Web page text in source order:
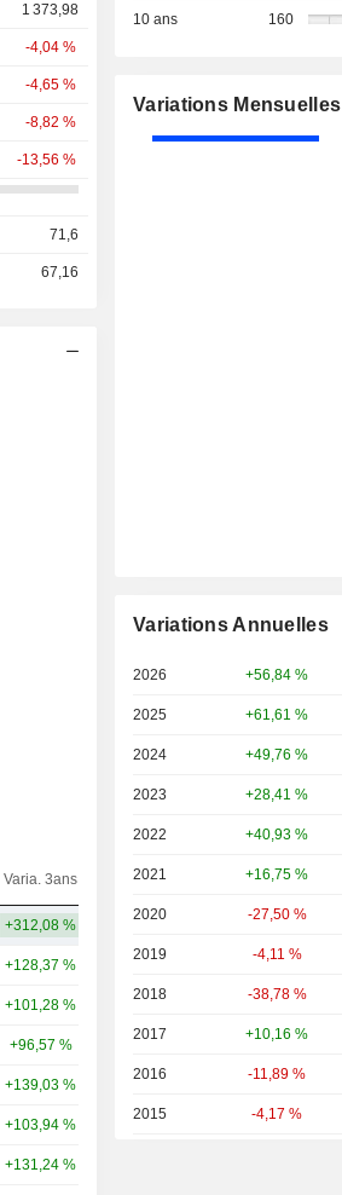
1 373,98
-4,04 %
-4,65 %
-8,82 %
-13,56 %
71,6
67,16
Varia. 3ans Capi.($)
+312,08 %
+128,37 %
+101,28 %
+96,57 %
+139,03 %
+103,94 %
+131,24 %
10 ans 160
Variations Mensuelles
Variations Annuelles
2026 +56,84 %
2025 +61,61 %
2024 +49,76 %
2023 +28,41 %
2022 +40,93 %
2021 +16,75 %
2020 -27,50 %
2019 -4,11 %
2018 -38,78 %
2017 +10,16 %
2016 -11,89 %
2015 -4,17 %